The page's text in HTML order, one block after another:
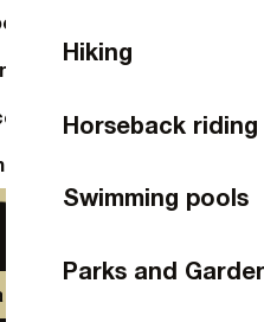
Hiking
Horseback riding
Swimming pools
Parks and
shop
Pro
hire
Laval